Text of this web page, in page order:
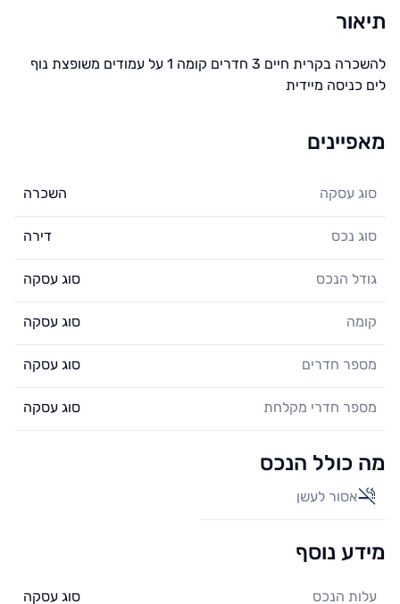
תיאור
להשכרה בקרית חיים 3 חדרים קומה 1 על עמודים משופצת נוף
לים כניסה מיידית
מאפיינים
סוג עסקה השכרה
סוג נכס דירה
גודל הנכס סוג עסקה
קומה סוג עסקה
מספר חדרים סוג עסקה
מספר חדרי מקלחת סוג עסקה
מה כולל הנכס
אסור לעשן
מידע נוסף
עלות הנכס סוג עסקה